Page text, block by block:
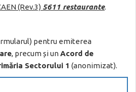
(Rev.3) 5611 restaurante.
pentru emiterea
, precum și unAcord de
Sectorului 1 (anonimizat).